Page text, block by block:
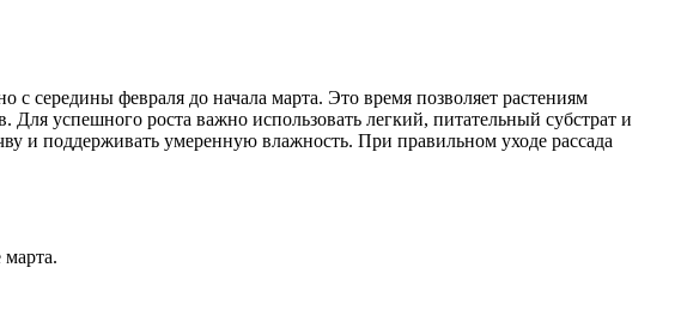
середины февраля до начала марта. Это время позволяет растениям
Для успешного роста важно использовать легкий, питательный субстрат и
и поддерживать умеренную влажность. При правильном уходе рассада